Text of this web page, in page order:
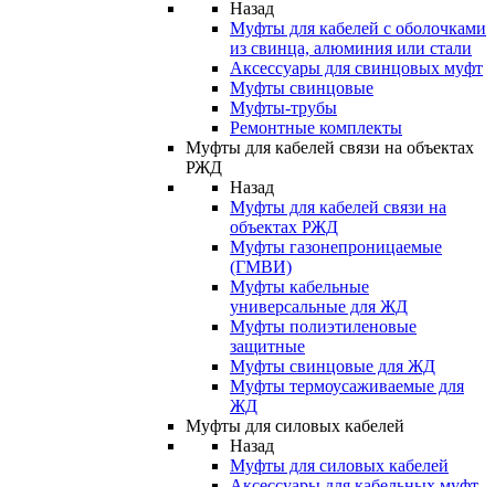
Назад
Муфты для кабелей с оболочками
из свинца, алюминия или стали
Аксессуары для свинцовых муфт
Муфты свинцовые
Муфты-трубы
Ремонтные комплекты
Муфты для кабелей связи на объектах
РЖД
Назад
Муфты для кабелей связи на
объектах РЖД
Муфты газонепроницаемые
(ГМВИ)
Муфты кабельные
универсальные для ЖД
Муфты полиэтиленовые
защитные
Муфты свинцовые для ЖД
Муфты термоусаживаемые для
ЖД
Муфты для силовых кабелей
Назад
Муфты для силовых кабелей